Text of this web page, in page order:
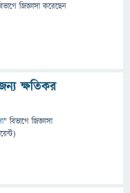
জিজ্ঞাসাকরেছেন
ক্ষতিকর
" বিভাগে জিজ্ঞাসা